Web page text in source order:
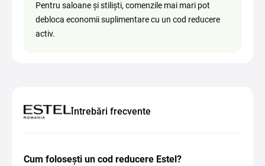
Pentru saloane și stiliști, comenzile mai mari pot
debloca economii suplimentare cu un cod reducere
activ.
Întrebări frecvente
Cum folosești un cod reducere Estel?